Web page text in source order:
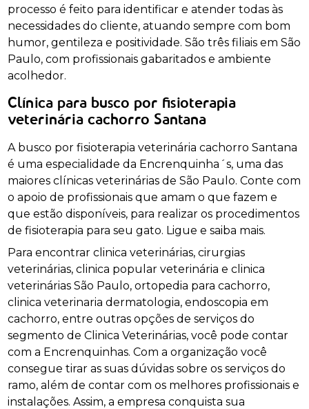
processo é feito para identificar e atender todas às
necessidades do cliente, atuando sempre com bom
humor, gentileza e positividade. São três filiais em São
Paulo, com profissionais gabaritados e ambiente
acolhedor.
Clínica para busco por fisioterapia
veterinária cachorro Santana
A busco por fisioterapia veterinária cachorro Santana
é uma especialidade da Encrenquinha´s, uma das
maiores clínicas veterinárias de São Paulo. Conte com
o apoio de profissionais que amam o que fazem e
que estão disponíveis, para realizar os procedimentos
de fisioterapia para seu gato. Ligue e saiba mais.
Para encontrar clinica veterinárias, cirurgias
veterinárias, clinica popular veterinária e clinica
veterinárias São Paulo, ortopedia para cachorro,
clinica veterinaria dermatologia, endoscopia em
cachorro, entre outras opções de serviços do
segmento de Clinica Veterinárias, você pode contar
com a Encrenquinhas. Com a organização você
consegue tirar as suas dúvidas sobre os serviços do
ramo, além de contar com os melhores profissionais e
instalações. Assim, a empresa conquista sua